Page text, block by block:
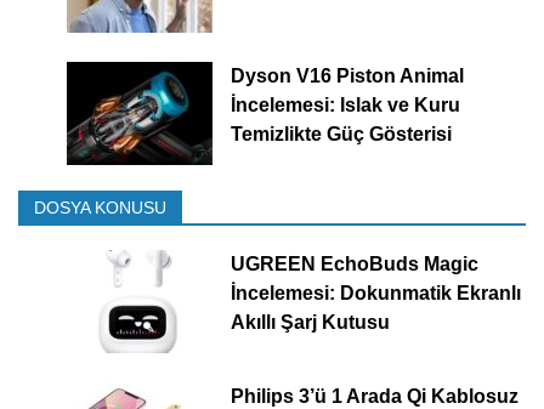
Dyson V16 Piston Animal
İncelemesi: Islak ve Kuru
Temizlikte Güç Gösterisi
DOSYA KONUSU
UGREEN EchoBuds Magic
İncelemesi: Dokunmatik Ekranlı
Akıllı Şarj Kutusu
Philips 3’ü 1 Arada Qi Kablosuz